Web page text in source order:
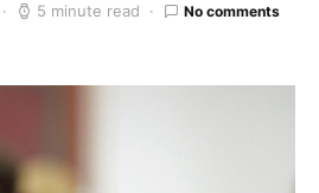
5 minute read No comments